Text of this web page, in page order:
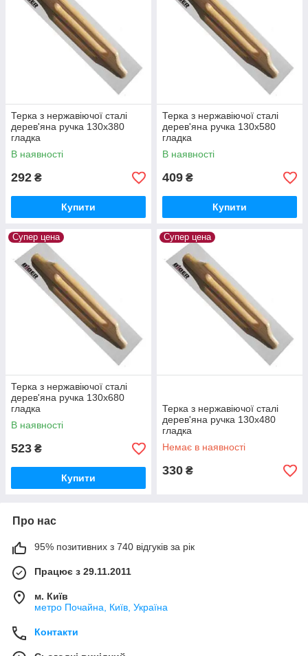
Терка з нержавіючої сталі
дерев'яна ручка 130x380
гладка
В наявності
292 ₴
Купити
Терка з нержавіючої сталі
дерев'яна ручка 130x580
гладка
В наявності
409 ₴
Купити
Супер цена
Терка з нержавіючої сталі
дерев'яна ручка 130x680
гладка
В наявності
523 ₴
Купити
Супер цена
Терка з нержавіючої сталі
дерев'яна ручка 130x480
гладка
Немає в наявності
330 ₴
Про нас
95% позитивних з 740 відгуків за рік
Працює з 29.11.2011
м. Київ
метро Почайна, Київ, Україна
Контакти